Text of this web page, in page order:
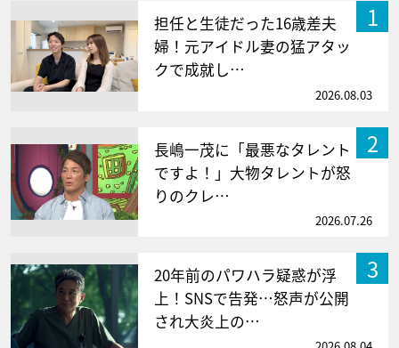
1
担任と生徒だった16歳差夫
婦！元アイドル妻の猛アタッ
クで成就し…
2026.08.03
2
長嶋一茂に「最悪なタレント
ですよ！」大物タレントが怒
りのクレ…
2026.07.26
3
20年前のパワハラ疑惑が浮
上！SNSで告発…怒声が公開
され大炎上の…